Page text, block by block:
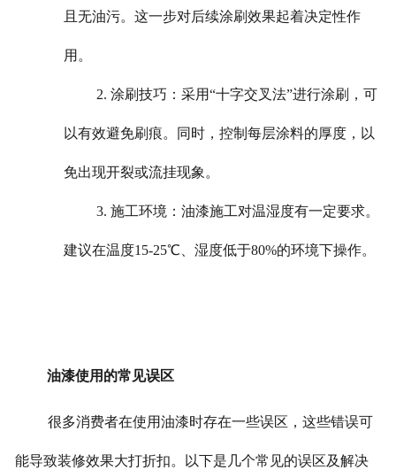
且无油污。这一步对后续涂刷效果起着决定性作
用。
2. 涂刷技巧：采用“十字交叉法”进行涂刷，可
以有效避免刷痕。同时，控制每层涂料的厚度，以
免出现开裂或流挂现象。
3. 施工环境：油漆施工对温湿度有一定要求。
建议在温度15-25℃、湿度低于80%的环境下操作。
油漆使用的常见误区
很多消费者在使用油漆时存在一些误区，这些错误可
能导致装修效果大打折扣。以下是几个常见的误区及解决